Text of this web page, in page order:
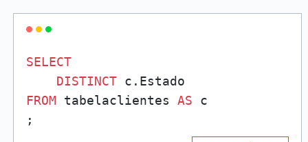
SELECT
DISTINCT
FROM tabelaclientes AS c